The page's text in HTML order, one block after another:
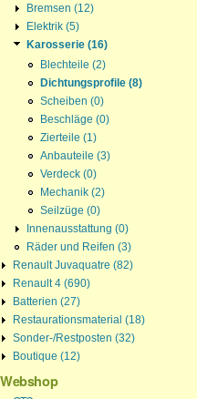
Bremsen (12)
Elektrik (5)
Karosserie (16)
Blechteile (2)
Dichtungsprofile (8)
Scheiben (0)
Beschläge (0)
Zierteile (1)
Anbauteile (3)
Verdeck (0)
Mechanik (2)
Seilzüge (0)
Innenausstattung (0)
Räder und Reifen (3)
Renault Juvaquatre (82)
Renault 4 (690)
Batterien (27)
Restaurationsmaterial (18)
Sonder-/Restposten (32)
Boutique (12)
Webshop